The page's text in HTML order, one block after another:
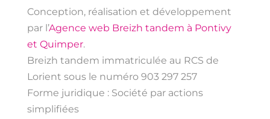
Conception, réalisation et développement
par l’Agence web Breizh tandem à Pontivy
et Quimper.
Breizh tandem immatriculée au RCS de
Lorient sous le numéro 903 297 257
Forme juridique : Société par actions
simplifiées